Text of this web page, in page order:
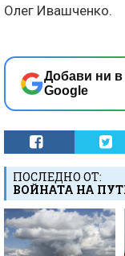
Олег Ивашченко.
Добави ни в
Google
ПОСЛЕДНО ОТ:
ВОЙНАТА НА